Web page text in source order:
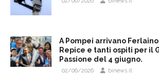
A Pompei arrivano
Repice e tanti ospiti per il
Passione del 4 giugno.
02/06/2026 binews.it